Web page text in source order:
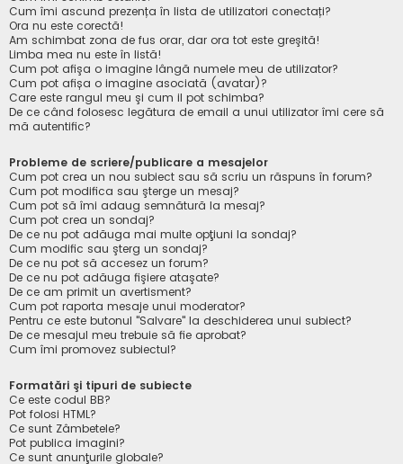
Cum îmi ascund prezența în lista de utilizatori conectați?
Ora nu este corectă!
Am schimbat zona de fus orar, dar ora tot este greşită!
Limba mea nu este în listă!
Cum pot afişa o imagine lângă numele meu de utilizator?
Cum pot afișa o imagine asociată (avatar)?
Care este rangul meu şi cum il pot schimba?
De ce când folosesc legătura de email a unui utilizator îmi cere să
mă autentific?
Probleme de scriere/publicare a mesajelor
Cum pot crea un nou subiect sau să scriu un răspuns în forum?
Cum pot modifica sau şterge un mesaj?
Cum pot să îmi adaug semnătură la mesaj?
Cum pot crea un sondaj?
De ce nu pot adăuga mai multe opţiuni la sondaj?
Cum modific sau şterg un sondaj?
De ce nu pot să accesez un forum?
De ce nu pot adăuga fişiere ataşate?
De ce am primit un avertisment?
Cum pot raporta mesaje unui moderator?
Pentru ce este butonul "Salvare" la deschiderea unui subiect?
De ce mesajul meu trebuie să fie aprobat?
Cum îmi promovez subiectul?
Formatări şi tipuri de subiecte
Ce este codul BB?
Pot folosi HTML?
Ce sunt Zâmbetele?
Pot publica imagini?
Ce sunt anunţurile globale?